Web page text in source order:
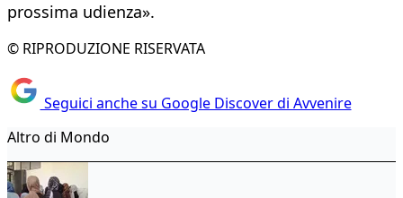
prossima udienza».
© RIPRODUZIONE RISERVATA
Seguici anche su Google Discover di Avvenire
Altro di Mondo